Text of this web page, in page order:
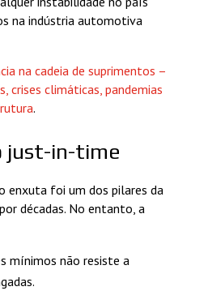
na indústria automotiva
na cadeia de suprimentos –
crises climáticas, pandemias
.
just-in-time
enxuta foi um dos pilares da
décadas. No entanto, a
mínimos não resiste a